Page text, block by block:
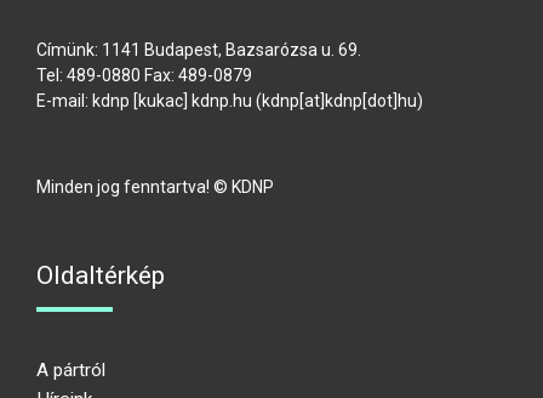
Címünk: 1141 Budapest, Bazsarózsa u. 69.
Tel: 489-0880 Fax: 489-0879
E-mail: kdnp [kukac] kdnp.hu (kdnp[at]kdnp[dot]hu)
Minden jog fenntartva! © KDNP
Oldaltérkép
A pártról